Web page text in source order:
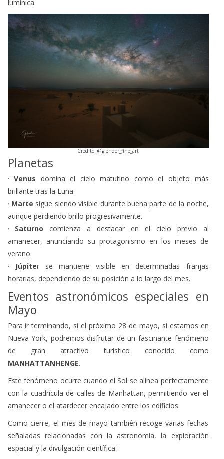
lumínica.
Crédito: @glendor_fine_art
Planetas
·Venus domina el cielo matutino como el objeto más
brillante tras la Luna.
· Marte sigue siendo visible durante buena parte de la noche,
aunque perdiendo brillo progresivamente.
· Saturno comienza a destacar en el cielo previo al
amanecer, anunciando su protagonismo en los meses de
verano.
·
Júpiter se mantiene visible en determinadas franjas
horarias, dependiendo de su posición a lo largo del mes.
Eventos astronómicos especiales en
Mayo
Para ir terminando, si el próximo 28 de mayo, si estamos en
Nueva York, podremos disfrutar de un fascinante fenómeno
de gran atractivo turístico conocido como
MANHATTANHENGE.
Este fenómeno ocurre cuando el Sol se alinea perfectamente
con la cuadrícula de calles de Manhattan, permitiendo ver el
amanecer o el atardecer encajado entre los edificios.
Como cierre, el mes de mayo también recoge varias fechas
señaladas relacionadas con la astronomía, la exploración
espacial y la divulgación científica: